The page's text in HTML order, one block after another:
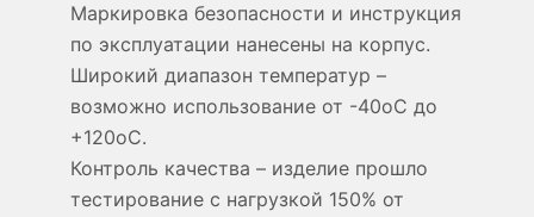
Маркировка безопасности и инструкция
по эксплуатации нанесены на корпус.
Широкий диапазон температур –
возможно использование от -40oС до
+120oС.
Контроль качества – изделие прошло
тестирование с нагрузкой 150% от